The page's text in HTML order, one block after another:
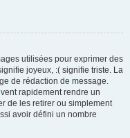
utilisées pour exprimer des
joyeux, :( signifie triste. La
de rédaction de message.
rapidement rendre un
de les retirer ou simplement
avoir défini un nombre